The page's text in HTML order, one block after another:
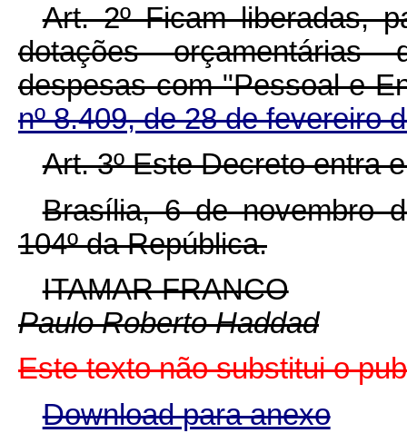
Art. 2º Ficam liberadas,
dotações
despesas com "Pessoal e
nº 8.409, de 28 de fevereiro
Art. 3º Este Decreto entra
Brasília, 6 de novembro
104º da República.
ITAMAR FRANCO
Paulo Roberto Haddad
Este texto não substitui o
Download para anexo